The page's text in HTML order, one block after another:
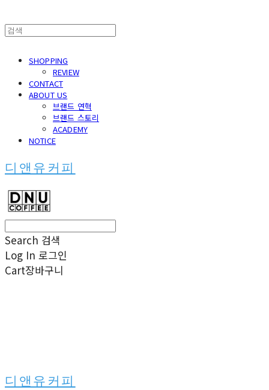
SHOPPING
REVIEW
CONTACT
ABOUT US
브랜드 연혁
브랜드 스토리
ACADEMY
NOTICE
디앤유커피
Search 검색
Log In 로그인
Cart장바구니
디앤유커피